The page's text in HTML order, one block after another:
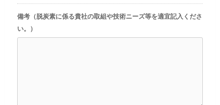
備考（脱炭素に係る貴社の取組や技術ニーズ等を適宜記入くださ
い。）